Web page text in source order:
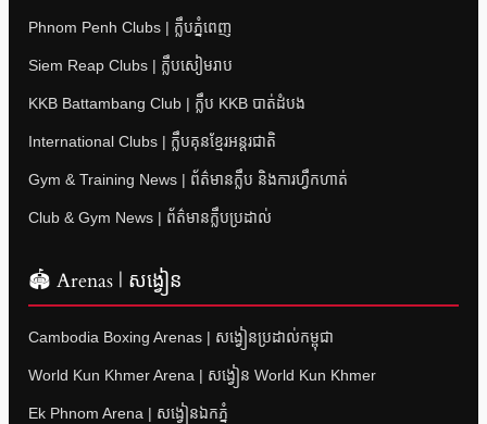
Phnom Penh Clubs | ក្លឹបភ្នំពេញ
Siem Reap Clubs | ក្លឹបសៀមរាប
KKB Battambang Club | ក្លឹប KKB បាត់ដំបង
International Clubs | ក្លឹបគុនខ្មែរអន្តរជាតិ
Gym & Training News | ព័ត៌មានក្លឹប និងការហ្វឹកហាត់
Club & Gym News | ព័ត៌មានក្លឹបប្រដាល់
🏟 Arenas | សង្វៀន
Cambodia Boxing Arenas | សង្វៀនប្រដាល់កម្ពុជា
World Kun Khmer Arena | សង្វៀន World Kun Khmer
Ek Phnom Arena | សង្វៀនឯកភ្នំ